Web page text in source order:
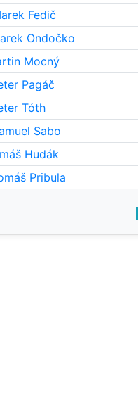
Fedič
Ondočko
Mocný
Pagáč
Tóth
Sabo
Hudák
Pribula